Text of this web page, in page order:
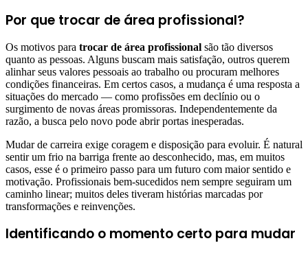
Por que trocar de área profissional?
Os motivos para trocar de área profissional são tão diversos
quanto as pessoas. Alguns buscam mais satisfação, outros querem
alinhar seus valores pessoais ao trabalho ou procuram melhores
condições financeiras. Em certos casos, a mudança é uma resposta a
situações do mercado — como profissões em declínio ou o
surgimento de novas áreas promissoras. Independentemente da
razão, a busca pelo novo pode abrir portas inesperadas.
Mudar de carreira exige coragem e disposição para evoluir. É natural
sentir um frio na barriga frente ao desconhecido, mas, em muitos
casos, esse é o primeiro passo para um futuro com maior sentido e
motivação. Profissionais bem-sucedidos nem sempre seguiram um
caminho linear; muitos deles tiveram histórias marcadas por
transformações e reinvenções.
Identificando o momento certo para mudar